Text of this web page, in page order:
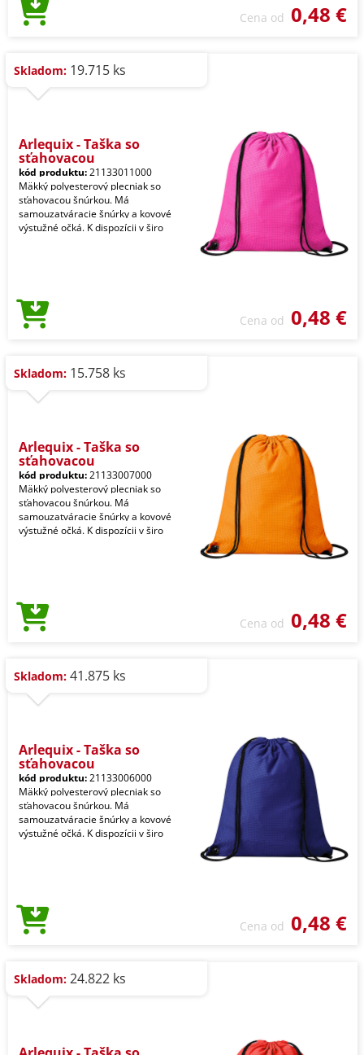
Cena od 0,48 €
Skladom: 19.715 ks
Arlequix - Taška so
sťahovacou
kód produktu:21133011000
Mäkký polyesterový plecniak so
sťahovacou šnúrkou. Má
samouzatváracie šnúrky a kovové
výstužné očká. K dispozícii v širo
Cena od 0,48 €
Skladom: 15.758 ks
Arlequix - Taška so
sťahovacou
kód produktu:21133007000
Mäkký polyesterový plecniak so
sťahovacou šnúrkou. Má
samouzatváracie šnúrky a kovové
výstužné očká. K dispozícii v širo
Cena od 0,48 €
Skladom: 41.875 ks
Arlequix - Taška so
sťahovacou
kód produktu:21133006000
Mäkký polyesterový plecniak so
sťahovacou šnúrkou. Má
samouzatváracie šnúrky a kovové
výstužné očká. K dispozícii v širo
Cena od 0,48 €
Skladom: 24.822 ks